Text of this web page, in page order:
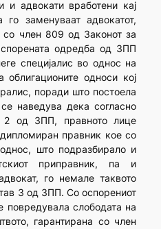
и адвокати вработени кај
заменуваат адвокатот,
со член 809 од Законот за
одредба од ЗПП
специјалис во однос на
односи кој
поради што постоела
наведува дека согласно
2 од ЗПП, правното лице
правник кое со
што подразбирало и
приправник, па и
го немале таквото
3 од ЗПП. Со оспорениот
слободата на
гарантирана со член